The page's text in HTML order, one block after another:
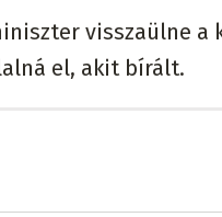
visszaülne a
el, akit bírált.